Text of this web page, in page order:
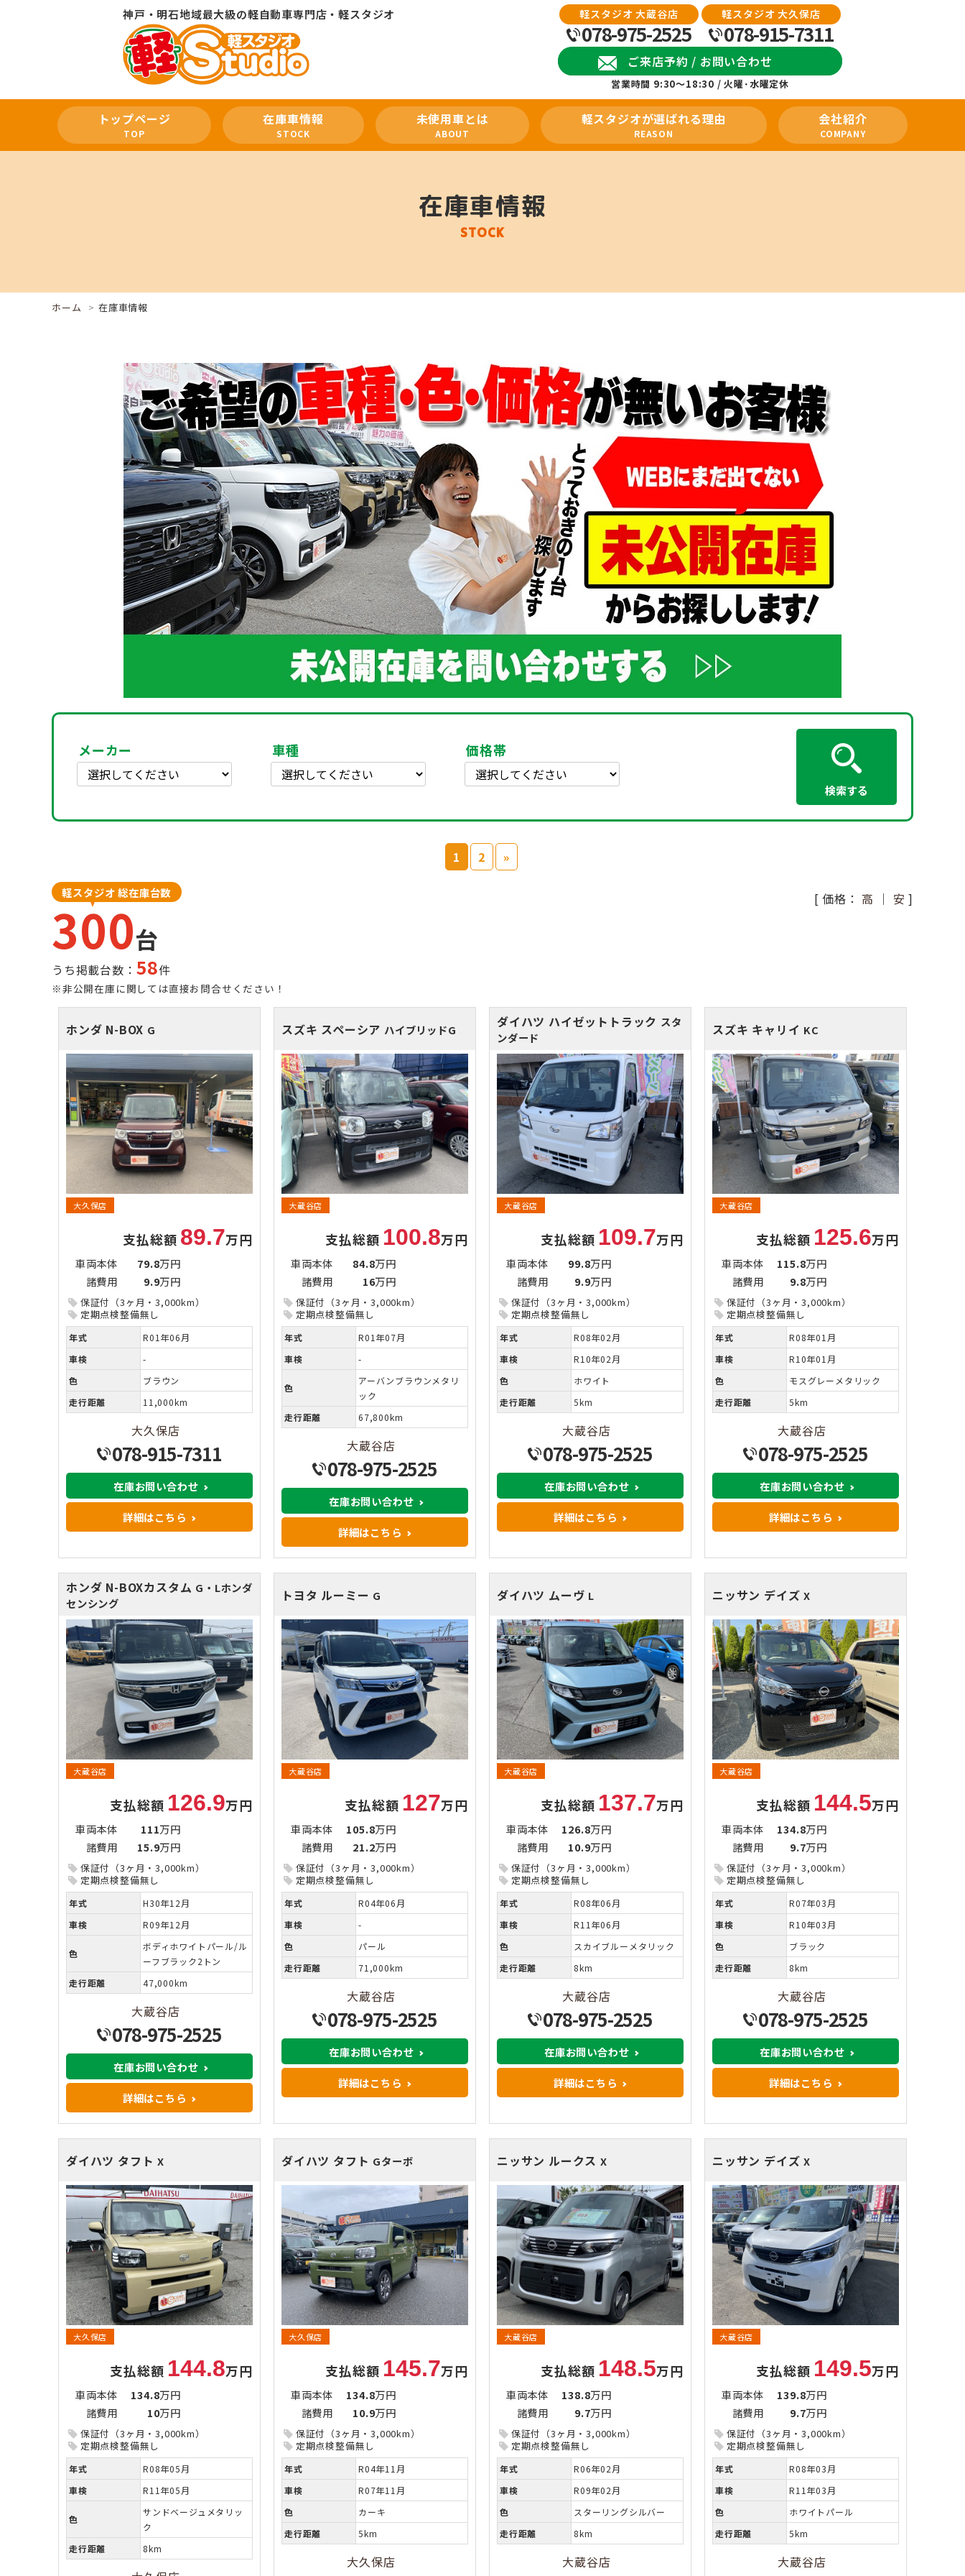
神戸・明石地域最大級の軽自動車専門店・軽スタジオ 軽スタジオ 大蔵谷店
078-975-2525
軽スタジオ 大久保店
078-915-7311
ご来店予約 / お問い合わせ
営業時間 9:30～18:30 / 火曜･水曜定休
トップページ
TOP
在庫車情報
STOCK
未使用車とは
ABOUT
軽スタジオが選ばれる理由
REASON
会社紹介
COMPANY
在庫車情報
STOCK
ホーム 在庫車情報
メーカー 車種 価格帯
1 2 »
軽スタジオ 総在庫台数
300台
うち掲載台数： 58件
※非公開在庫に関しては直接お問合せください！
[ 価格：高 ｜ 安 ]
ホンダ N-BOX G
大久保店
支払総額 89.7万円
車両本体 79.8万円
諸費用
9.9万円
保証付（3ヶ月・3,000km）
定期点検整備無し
年式
R01年06月
車検
-
色
ブラウン
走行距離
11,000km
大久保店
078-915-7311
在庫お問い合わせ
詳細はこちら
スズキ スペーシア ハイブリッドG
大蔵谷店
支払総額 100.8万円
車両本体 84.8万円
諸費用
16万円
保証付（3ヶ月・3,000km）
定期点検整備無し
年式
R01年07月
車検
-
色
アーバンブラウンメタリ
ック
走行距離
67,800km
大蔵谷店
078-975-2525
在庫お問い合わせ
詳細はこちら
ダイハツ ハイゼットトラック スタ
ンダード
大蔵谷店
支払総額 109.7万円
車両本体 99.8万円
諸費用
9.9万円
保証付（3ヶ月・3,000km）
定期点検整備無し
年式
R08年02月
車検
R10年02月
色
ホワイト
走行距離
5km
大蔵谷店
078-975-2525
在庫お問い合わせ
詳細はこちら
スズキ キャリイ KC
大蔵谷店
支払総額 125.6万円
車両本体 115.8万円
諸費用
9.8万円
保証付（3ヶ月・3,000km）
定期点検整備無し
年式
R08年01月
車検
R10年01月
色
モスグレーメタリック
走行距離
5km
大蔵谷店
078-975-2525
在庫お問い合わせ
詳細はこちら
ホンダ N-BOXカスタム G・Lホンダ
センシング
大蔵谷店
支払総額 126.9万円
車両本体 111万円
諸費用
15.9万円
保証付（3ヶ月・3,000km）
定期点検整備無し
年式
H30年12月
車検
R09年12月
色
ボディホワイトパール/ル
ーフブラック2トン
走行距離
47,000km
大蔵谷店
078-975-2525
在庫お問い合わせ
詳細はこちら
トヨタ ルーミー G
大蔵谷店
支払総額 127万円
車両本体 105.8万円
諸費用
21.2万円
保証付（3ヶ月・3,000km）
定期点検整備無し
年式
R04年06月
車検
-
色
パール
走行距離
71,000km
大蔵谷店
078-975-2525
在庫お問い合わせ
詳細はこちら
ダイハツ ムーヴ L
大蔵谷店
支払総額 137.7万円
車両本体 126.8万円
諸費用
10.9万円
保証付（3ヶ月・3,000km）
定期点検整備無し
年式
R08年06月
車検
R11年06月
色
スカイブルーメタリック
走行距離
8km
大蔵谷店
078-975-2525
在庫お問い合わせ
詳細はこちら
ニッサン デイズX
大蔵谷店
支払総額 144.5万円
車両本体 134.8万円
諸費用
9.7万円
保証付（3ヶ月・3,000km）
定期点検整備無し
年式
R07年03月
車検
R10年03月
色
ブラック
走行距離
8km
大蔵谷店
078-975-2525
在庫お問い合わせ
詳細はこちら
ダイハツ タフトX
大久保店
支払総額 144.8万円
車両本体 134.8万円
諸費用
10万円
保証付（3ヶ月・3,000km）
定期点検整備無し
年式
R08年05月
車検
R11年05月
色
サンドベージュメタリッ
ク
走行距離
8km
ダイハツ タフト Gターボ
大久保店
支払総額 145.7万円
車両本体 134.8万円
諸費用
10.9万円
保証付（3ヶ月・3,000km）
定期点検整備無し
年式
R04年11月
車検
R07年11月
色
カーキ
走行距離
5km
大久保店
ニッサン ルークス X
大蔵谷店
支払総額 148.5万円
車両本体 138.8万円
諸費用
9.7万円
保証付（3ヶ月・3,000km）
定期点検整備無し
年式
R06年02月
車検
R09年02月
色
スターリングシルバー
走行距離
8km
大蔵谷店
ニッサン デイズX
大蔵谷店
支払総額 149.5万円
車両本体 139.8万円
諸費用
9.7万円
保証付（3ヶ月・3,000km）
定期点検整備無し
年式
R08年03月
車検
R11年03月
色
ホワイトパール
走行距離
5km
大蔵谷店